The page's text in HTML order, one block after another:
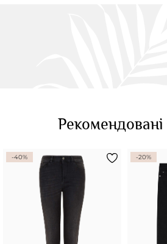
Рекомендовані
-40% -20%